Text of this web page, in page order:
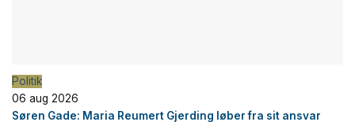
Politik
06 aug 2026
Søren Gade: Maria Reumert Gjerding løber fra sit ansvar